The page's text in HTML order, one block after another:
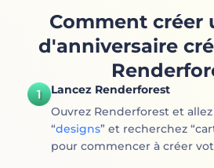
Comment créer
d'anniversaire
Lancez Renderforest
Ouvrez Renderforest et
“designs” et recherchez
pour commencer à créer